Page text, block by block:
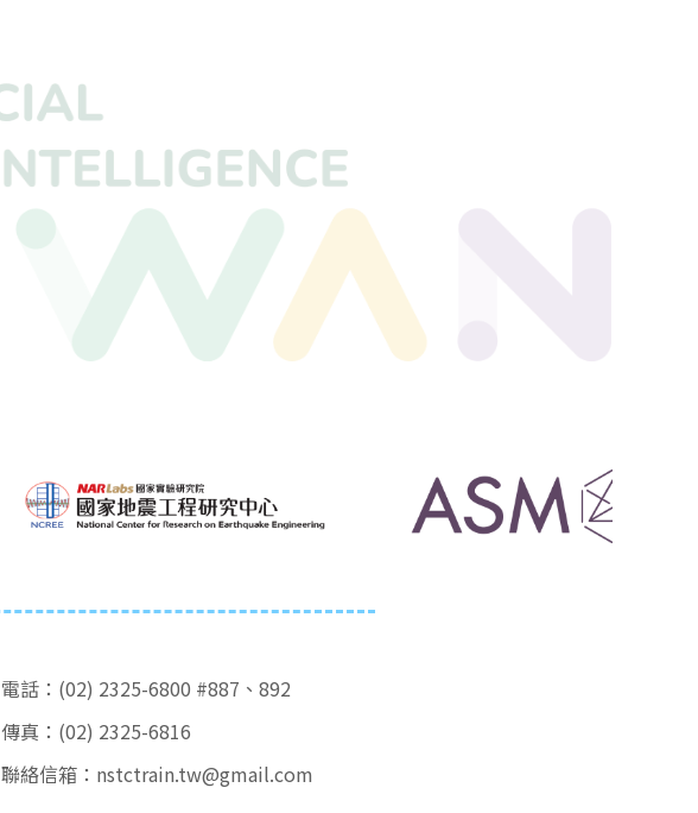
電話：(02) 2325-6800 #887、892
傳真：(02) 2325-6816
聯絡信箱： nstctrain.tw@gmail.com